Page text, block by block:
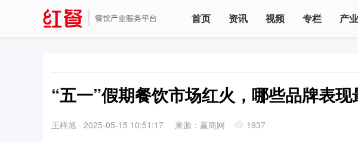
首页 资讯 视频 专栏 产
“五一”假期餐饮市场红火，哪些品牌表现
王梓旭 · 2025-05-15 10:51:17 来源：赢商网 1937